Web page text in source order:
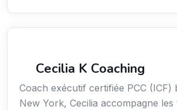
Cecilia K Coaching
Coach exécutif certifiée PCC (ICF)
New York, Cecilia accompagne les